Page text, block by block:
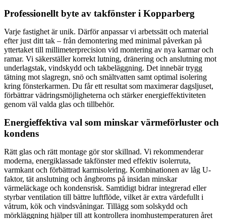
Professionellt byte av takfönster i Kopparberg
Varje fastighet är unik. Därför anpassar vi arbetssätt och material
efter just ditt tak – från demontering med minimal påverkan på
yttertaket till millimeterprecision vid montering av nya karmar och
ramar. Vi säkerställer korrekt lutning, dränering och anslutning mot
underlagstak, vindskydd och takbeläggning. Det innebär trygg
tätning mot slagregn, snö och smältvatten samt optimal isolering
kring fönsterkarmen. Du får ett resultat som maximerar dagsljuset,
förbättrar vädringsmöjligheterna och stärker energieffektiviteten
genom väl valda glas och tillbehör.
Energieffektiva val som minskar värmeförluster och
kondens
Rätt glas och rätt montage gör stor skillnad. Vi rekommenderar
moderna, energiklassade takfönster med effektiv isolerruta,
varmkant och förbättrad karmisolering. Kombinationen av låg U-
faktor, tät anslutning och ångbroms på insidan minskar
värmeläckage och kondensrisk. Samtidigt bidrar integrerad eller
styrbar ventilation till bättre luftflöde, vilket är extra värdefullt i
våtrum, kök och vindsvåningar. Tillägg som solskydd och
mörkläggning hjälper till att kontrollera inomhustemperaturen året